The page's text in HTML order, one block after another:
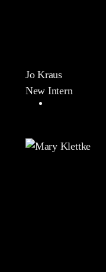
Jo Kraus
New Intern